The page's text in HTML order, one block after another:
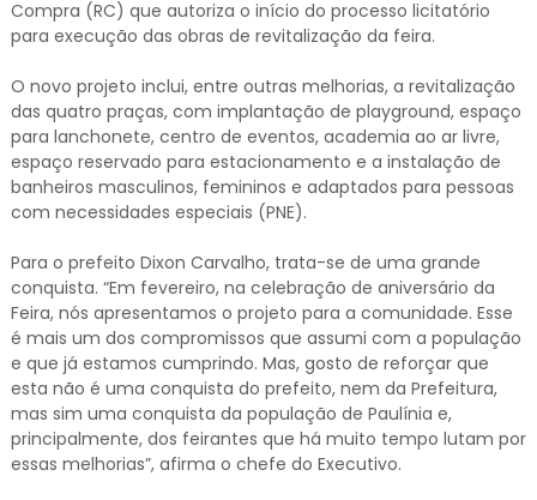
Compra (RC) que autoriza o início do processo licitatório
para execução das obras de revitalização da feira.
O novo projeto inclui, entre outras melhorias, a revitalização
das quatro praças, com implantação de playground, espaço
para lanchonete, centro de eventos, academia ao ar livre,
espaço reservado para estacionamento e a instalação de
banheiros masculinos, femininos e adaptados para pessoas
com necessidades especiais (PNE).
Para o prefeito Dixon Carvalho, trata-se de uma grande
conquista. “Em fevereiro, na celebração de aniversário da
Feira, nós apresentamos o projeto para a comunidade. Esse
é mais um dos compromissos que assumi com a população
e que já estamos cumprindo. Mas, gosto de reforçar que
esta não é uma conquista do prefeito, nem da Prefeitura,
mas sim uma conquista da população de Paulínia e,
principalmente, dos feirantes que há muito tempo lutam por
essas melhorias”, afirma o chefe do Executivo.